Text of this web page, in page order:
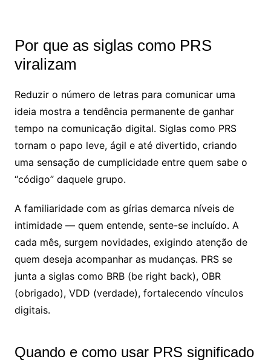
Por que as siglas como PRS
viralizam
Reduzir o número de letras para comunicar uma
ideia mostra a tendência permanente de ganhar
tempo na comunicação digital. Siglas como PRS
tornam o papo leve, ágil e até divertido, criando
uma sensação de cumplicidade entre quem sabe o
“código” daquele grupo.
A familiaridade com as gírias demarca níveis de
intimidade — quem entende, sente-se incluído. A
cada mês, surgem novidades, exigindo atenção de
quem deseja acompanhar as mudanças. PRS se
junta a siglas como BRB (be right back), OBR
(obrigado), VDD (verdade), fortalecendo vínculos
digitais.
Quando e como usar PRS significado